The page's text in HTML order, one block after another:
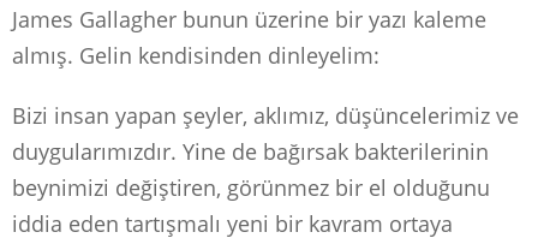
James Gallagher bunun üzerine bir yazı kaleme
almış. Gelin kendisinden dinleyelim:
Bizi insan yapan şeyler, aklımız, düşüncelerimiz ve
duygularımızdır. Yine de bağırsak bakterilerinin
beynimizi değiştiren, görünmez bir el olduğunu
iddia eden tartışmalı yeni bir kavram ortaya